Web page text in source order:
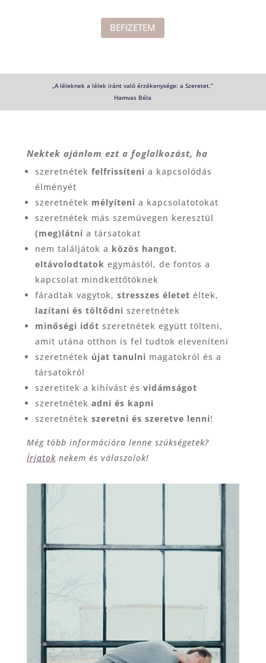
BEFIZETEM
„A léleknek a lélek iránt való érzékenysége: a Szeretet.”
Hamvas Béla
Nektek ajánlom ezt a foglalkozást, ha
szeretnétek felfrissíteni a kapcsolódás
élményét
szeretnétek mélyíteni a kapcsolatotokat
szeretnétek más szemüvegen keresztül
(meg)látni a társatokat
nem találjátok a közös hangot,
eltávolodtatok egymástól, de fontos a
kapcsolat mindkettőtöknek
fáradtak vagytok, stresszes életet éltek,
lazítani és töltődni szeretnétek
minőségi időt szeretnétek együtt tölteni,
amit utána otthon is fel tudtok eleveníteni
szeretnétek újat tanulni magatokról és a
társatokról
szeretitek a kihívást és vidámságot
szeretnétek adni és kapni
szeretnétek szeretni és szeretve lenni!
Még több információra lenne szükségetek?
Írjatoknekem és válaszolok!